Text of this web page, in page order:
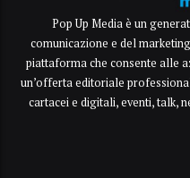
Pop Up Media è un
comunicazione e del
piattaforma che consente alle
un’offerta editoriale
cartacei e digitali, eventi, talk,